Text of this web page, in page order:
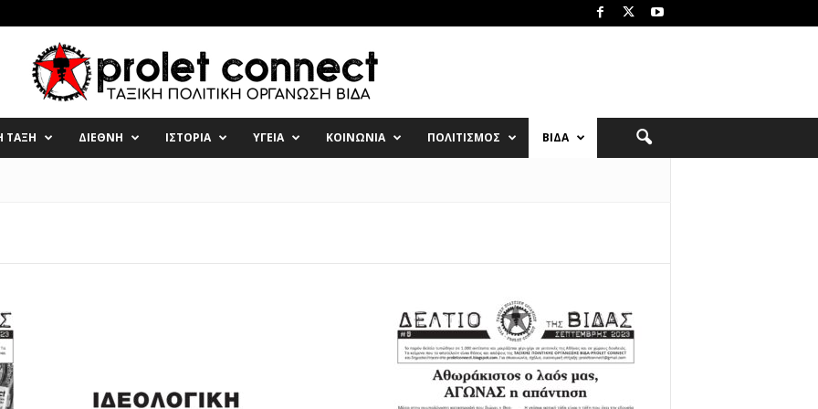
ΤΑΞΗ ΔΙΕΘΝΗ ΙΣΤΟΡΙΑ ΥΓΕΙΑ ΚΟΙΝΩΝΙΑ ΠΟΛΙΤΙΣΜΟΣ ΒΙΔΑ